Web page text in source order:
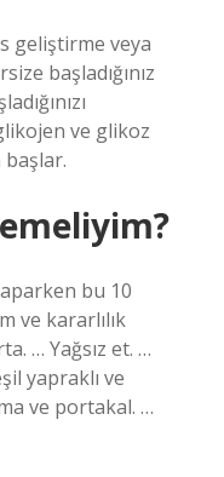
geliştirme veya
başladığınız
ve glikoz
başlar.
bu 10
ve kararlılık
… Yağsız et. …
yapraklı ve
ve portakal. …